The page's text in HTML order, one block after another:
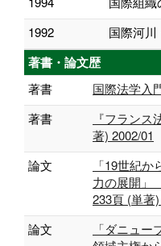
1992
国際河川
著書・論文歴
著書
国際法学入
著書
『フラン
著) 2002/01
論文
「19世紀
力の展開」
233頁 (単著
論文
「ダニュ